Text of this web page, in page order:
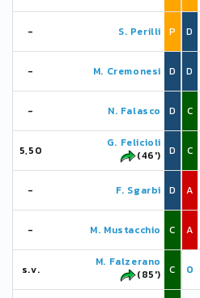
- S. Perilli P
- M. Cremonesi D
- N. Falasco D
5,50
G. Felicioli
(46')
D
- F. Sgarbi D
- M. Mustacchio C
s.v.
M. Falzerano
(85')
C
D
D
C
C
A
A
0